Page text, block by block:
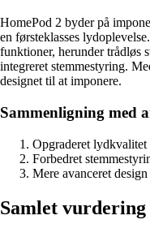
HomePod 2 byder på
en førsteklasses
funktioner, herunder trådløs
integreret stemmestyring.
designet til at imponere.
Sammenligning med
Opgraderet lydkvalitet
Forbedret
Mere avanceret design
Samlet vurdering